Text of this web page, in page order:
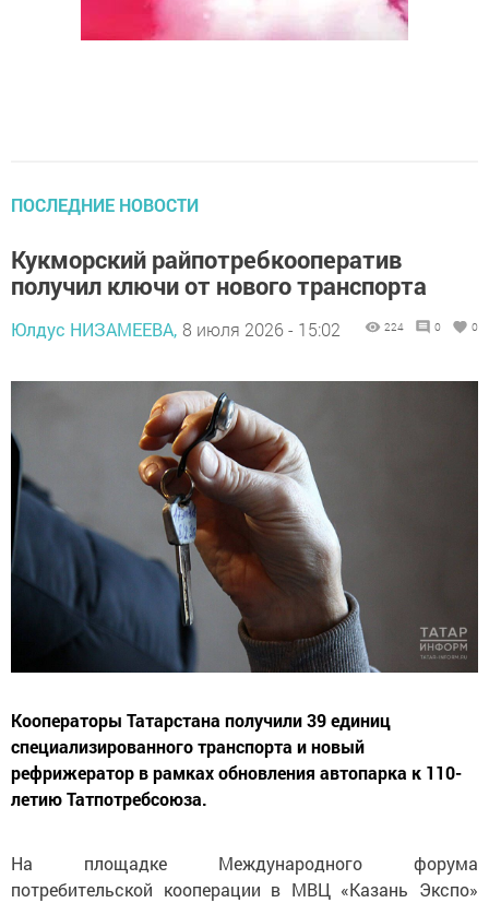
ПОСЛЕДНИЕ НОВОСТИ
Кукморский райпотребкооператив
получил ключи от нового транспорта
Юлдус НИЗАМЕЕВА, 8 июля 2026 - 15:02 224 0 0
Кооператоры Татарстана получили 39 единиц
специализированного транспорта и новый
рефрижератор в рамках обновления автопарка к 110-
летию Татпотребсоюза.
На площадке Международного форума
потребительской кооперации в МВЦ «Казань Экспо»